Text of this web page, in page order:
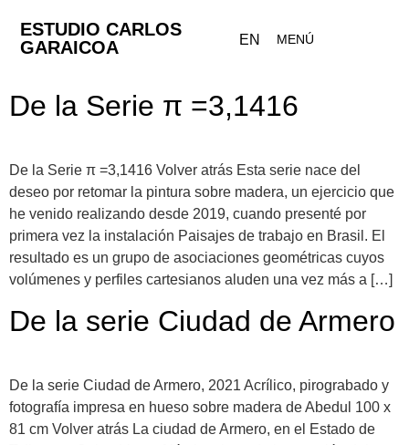
ESTUDIO CARLOS
GARAICOA
EN MENÚ
De la Serie π =3,1416
De la Serie π =3,1416 Volver atrás Esta serie nace del
deseo por retomar la pintura sobre madera, un ejercicio que
he venido realizando desde 2019, cuando presenté por
primera vez la instalación Paisajes de trabajo en Brasil. El
resultado es un grupo de asociaciones geométricas cuyos
volúmenes y perfiles cartesianos aluden una vez más a […]
De la serie Ciudad de Armero
De la serie Ciudad de Armero, 2021 Acrílico, pirograbado y
fotografía impresa en hueso sobre madera de Abedul 100 x
81 cm Volver atrás La ciudad de Armero, en el Estado de